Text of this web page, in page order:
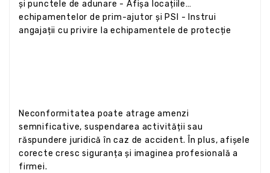
și punctele de adunare - Afișa locațiile
echipamentelor de prim-ajutor și PSI - Instrui
angajații cu privire la echipamentele de protecție
Neconformitatea poate atrage amenzi
semnificative, suspendarea activității sau
răspundere juridică în caz de accident. În plus, afișele
corecte cresc siguranța și imaginea profesională a
firmei.